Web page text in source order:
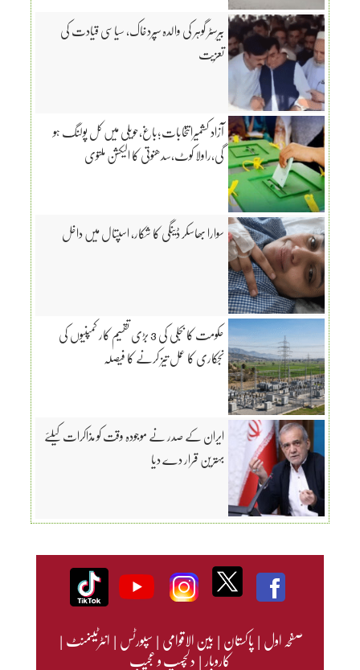
بیرسٹر گوہر کی والدہ سپردخاک، سیاسی قیادت کی
تعزیت
آزاد کشمیرانتخابات؛باغ،حویلی میں کل پولنگ ہو
گی،راولا کوٹ،سدھنوتی کا الیکشن ملتوی
سوارا بھاسکر ڈینگی کا شکار، اسپتال میں داخل
حکومت کا بجلی کی 3 بڑی تقسیم کار کمپنیوں کی
نجکاری کا عمل تیز کرنے کا فیصلہ
ایران کے صدر نے موجودہ وقت کو مذاکرات کیلئے
بہترین قرار دے دیا
صفحہ اول|پاکستان|بین الاقوامی|سپورٹس|انٹرٹینمنٹ|
کاروبار|دلچسپ و عجیب